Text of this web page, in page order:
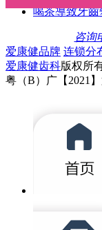
喝茶導致牙
咨询
爱康健品牌 连锁分
爱康健齿科版权所
粤（B）广【2021